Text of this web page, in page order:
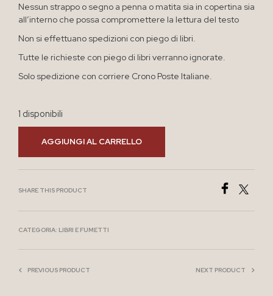
Nessun strappo o segno a penna o matita sia in copertina sia
all’interno che possa compromettere la lettura del testo
Non si effettuano spedizioni con piego di libri.
Tutte le richieste con piego di libri verranno ignorate.
Solo spedizione con corriere Crono Poste Italiane.
1 disponibili
AGGIUNGI AL CARRELLO
SHARE THIS PRODUCT
CATEGORIA: LIBRI E FUMETTI
PREVIOUS PRODUCT NEXT PRODUCT